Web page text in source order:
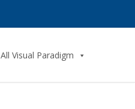
All Visual Paradigm